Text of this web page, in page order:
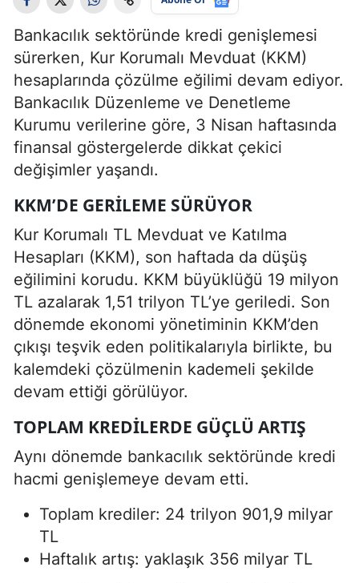
Bankacılık sektöründe kredi genişlemesi
sürerken, Kur Korumalı Mevduat (KKM)
hesaplarında çözülme eğilimi devam ediyor.
Bankacılık Düzenleme ve Denetleme
Kurumu verilerine göre, 3 Nisan haftasında
finansal göstergelerde dikkat çekici
değişimler yaşandı.
KKM’DE GERILEME SÜRÜYOR
Kur Korumalı TL Mevduat ve Katılma
Hesapları (KKM), son haftada da düşüş
eğilimini korudu. KKM büyüklüğü 19 milyon
TL azalarak 1,51 trilyon TL’ye geriledi. Son
dönemde ekonomi yönetiminin KKM’den
çıkışı teşvik eden politikalarıyla birlikte, bu
kalemdeki çözülmenin kademeli şekilde
devam ettiği görülüyor.
TOPLAM KREDILERDE GÜÇLÜ ARTIŞ
Aynı dönemde bankacılık sektöründe kredi
hacmi genişlemeye devam etti.
Toplam krediler: 24 trilyon 901,9 milyar
TL
Haftalık artış: yaklaşık 356 milyar TL